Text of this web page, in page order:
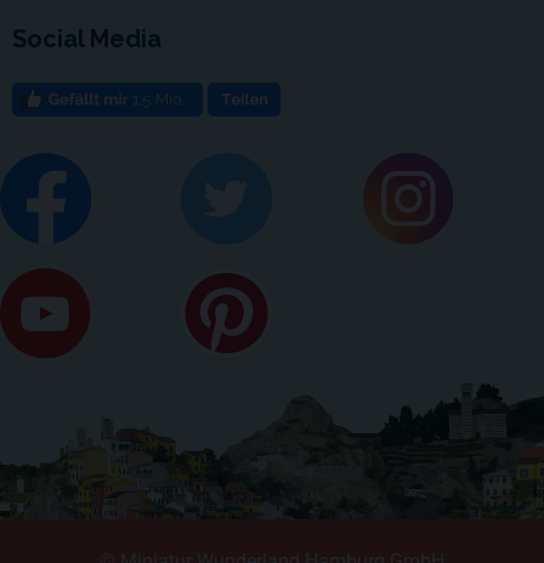
Social Media